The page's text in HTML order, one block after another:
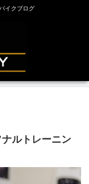
イクブログ
ルトレーニン